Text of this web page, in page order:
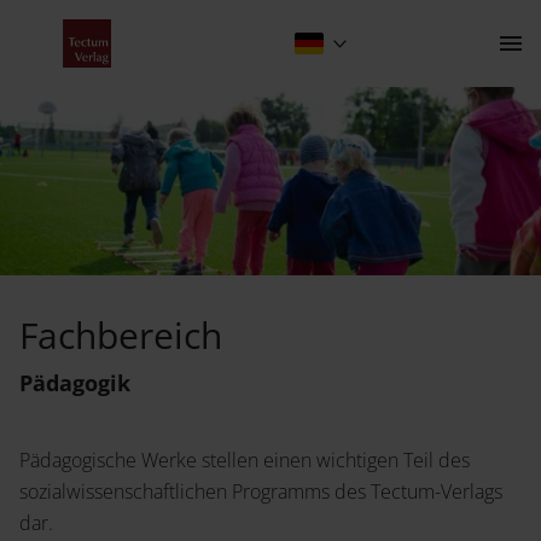
Der Verlag
Über uns
Wissenschaftlich publizieren
Kontakt
Fachbereich
Pädagogik
Pädagogische Werke stellen einen wichtigen Teil des
sozialwissenschaftlichen Programms des Tectum-Verlags
dar.